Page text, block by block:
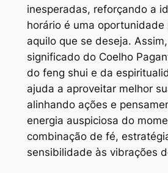
inesperadas, reforçando a
horário é uma oportunidade
aquilo que se deseja.
significado do Coelho
do feng shui e da
ajuda a aproveitar melhor
alinhando ações e
energia auspiciosa do
combinação de fé,
sensibilidade às vibrações